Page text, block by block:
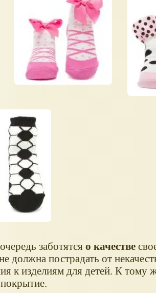
заботятсяо качестве
должна пострадать от
к изделиям для детей. К тому